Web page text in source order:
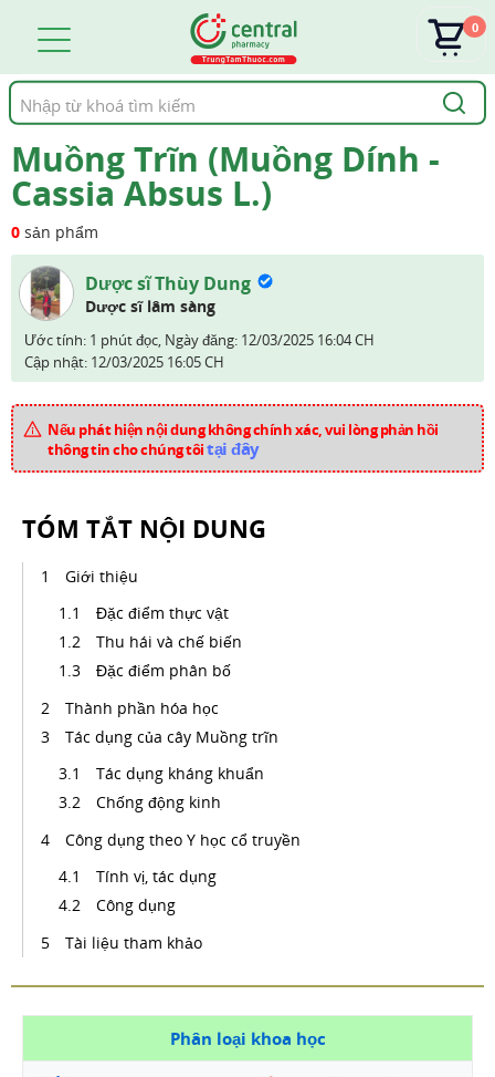
Tìm
kiếm
0
Muồng Trĩn (Muồng Dính -
Cassia Absus L.)
0 sản phẩm
Dược sĩ Thùy Dung
Dược sĩ lâm sàng
Ước tính: 1 phút đọc, Ngày đăng: 12/03/2025 16:04 CH
Cập nhật: 12/03/2025 16:05 CH
Nếu phát hiện nội dung không chính xác, vui lòng phản hồi
thông tin cho chúng tôitại đây
TÓM TẮT NỘI DUNG
Giới thiệu
Đặc điểm thực vật
Thu hái và chế biến
Đặc điểm phân bố
Thành phần hóa học
Tác dụng của cây Muồng trĩn
Tác dụng kháng khuẩn
Chống động kinh
Công dụng theo Y học cổ truyền
Tính vị, tác dụng
Công dụng
Tài liệu tham khảo
Phân loại khoa học